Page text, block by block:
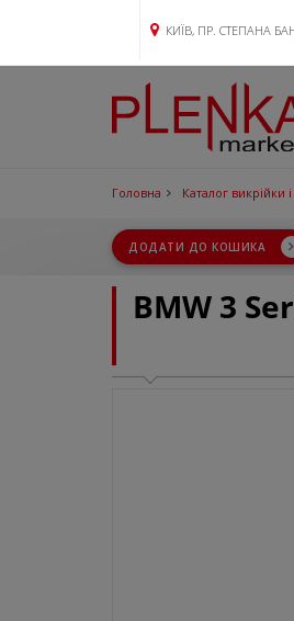
КИЇВ, ПР. СТЕПАНА
Головна Каталог викрійки
ДОДАТИ ДО КОШИКА
BMW 3